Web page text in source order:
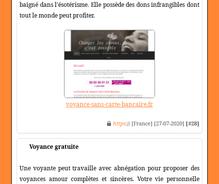
baigné dans l'ésotérisme. Elle possède des dons infrangibles dont
tout le monde peut profiter.
voyance-sans-carte-bancaire.fr
https:// [France] [27-07-2020] [#28]
Voyance gratuite
Une voyante peut travaille avec abnégation pour proposer des
voyances amour complètes et sincères. Votre vie personnelle